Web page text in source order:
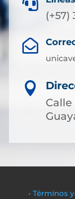
(+57)


• Términos